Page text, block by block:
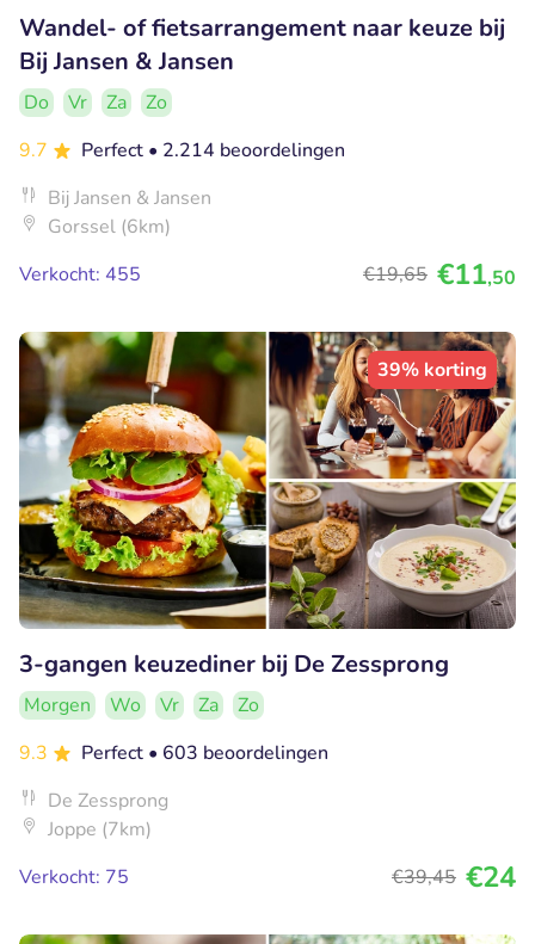
Wandel- of fietsarrangement naar keuze bij
Bij Jansen & Jansen
Do Vr Za
Zo
9.7
Perfect • 2.214 beoordelingen
Bij Jansen & Jansen
Gorssel (6km)
Verkocht: 455
€19,65 €11,50
39% korting
3-gangen keuzediner bij De Zessprong
Morgen Wo Vr Za
Zo
9.3
Perfect • 603 beoordelingen
De Zessprong
Joppe (7km)
Verkocht: 75
€39,45 €24